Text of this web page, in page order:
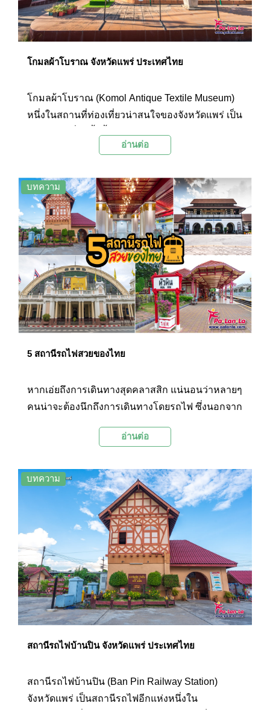
โกมลผ้าโบราณ จังหวัดแพร่ ประเทศไทย
โกมลผ้าโบราณ (Komol Antique Textile Museum)
หนึ่งในสถานที่ท่องเที่ยวน่าสนใจของจังหวัดแพร่ เป็น
ศิลปะผ้าทอโบราณของนักสะสมผ้าแห่งเมืองลอง
กับผ้าไทยเพื่อส่งต่อมายังคนรุ่นหลัง
อ่านต่อ
บทความ
5 สถานีรถไฟสวยของไทย
หากเอ่ยถึงการเดินทางสุดคลาสสิก แน่นอนว่าหลายๆ
คนน่าจะต้องนึกถึงการเดินทางโดยรถไฟ ซึ่งนอกจาก
ท่องเที่ยวต่างๆ อันเป็นจุดหมายปลายทางแล้ว สถานี
และกลายเป็นสถานที่ท่องเที่ยวในตัวเองด้วยเช่นกัน
วันนี้ Palanla จะพาไปชม 5 สถานีรถไฟสวยของไทย
อ่านต่อ
บทความ
สถานีรถไฟบ้านปิน จังหวัดแพร่ ประเทศไทย
สถานีรถไฟบ้านปิน (Ban Pin Railway Station)
จังหวัดแพร่ เป็นสถานีรถไฟอีกแห่งหนึ่งใน